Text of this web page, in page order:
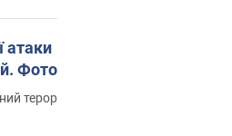
атаки
Фото
терор